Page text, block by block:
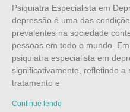
Psiquiatra Especialista em
depressão é uma das
prevalentes na sociedade
pessoas em todo o mundo.
psiquiatra especialista em
significativamente, refletindo a
tratamento e
Continue lendo